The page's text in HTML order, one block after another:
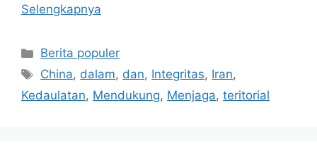
Selengkapnya
Kategori
Berita populer
Tag
China, dalam, dan, Integritas, Iran,
Kedaulatan, Mendukung, Menjaga, teritorial